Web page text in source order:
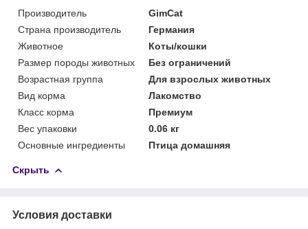
Производитель
GimCat
Страна производитель
Германия
Животное
Коты/кошки
Размер породы животных
Без ограничений
Возрастная группа
Для взрослых животных
Вид корма
Лакомство
Класс корма
Премиум
Вес упаковки
0.06 кг
Основные ингредиенты
Птица домашняя
Скрыть
Условия доставки